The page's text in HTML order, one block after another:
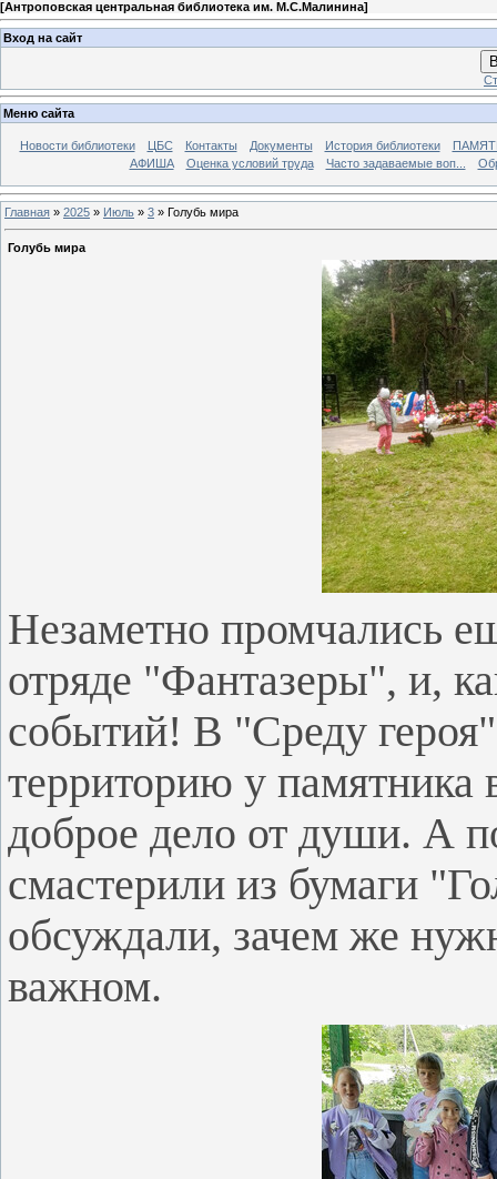
[Антроповская центральная библиотека им. М.С.Малинина]
Вход на сайт
Меню сайта
Новости библиотеки ЦБС Контакты Документы История библиотеки
АФИША
Оценка условий труда Часто задаваемые воп...
Главная » 2025 » Июль » 3 » Голубь мира
Голубь мира
Незаметно промчались
отряде "Фантазеры", и,
событий! В "Среду
территорию у памятника
доброе дело от души. А
смастерили из бумаги
обсуждали, зачем же
важном.